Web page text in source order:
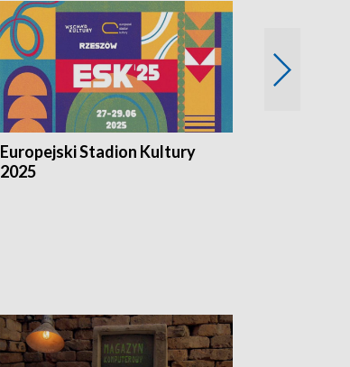
Europejski Stadion Kultury
2025